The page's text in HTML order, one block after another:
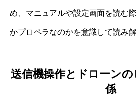
め、マニュアルや設定画面を読む
かプロペラなのかを意識して読み
送信機操作とドローン
係